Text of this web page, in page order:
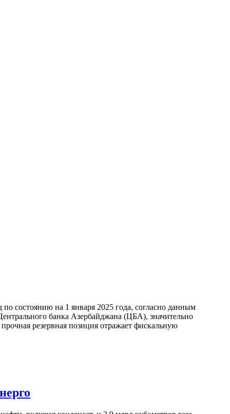
состоянию на 1 января 2025 года, согласно данным
банка Азербайджана (ЦБА), значительно
резервная позиция отражает фискальную